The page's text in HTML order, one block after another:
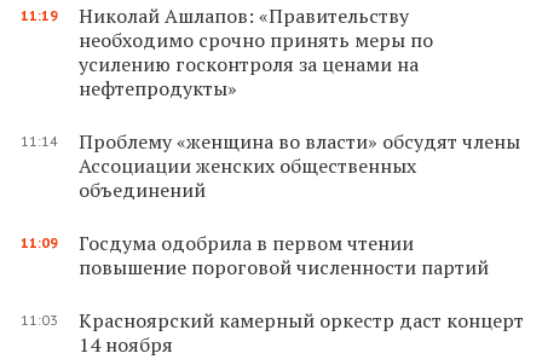
11:19
Николай Ашлапов: «Правительству
необходимо срочно принять меры по
усилению госконтроля за ценами на
нефтепродукты»
11:14
Проблему «женщина во власти» обсудят члены
Ассоциации женских общественных
объединений
11:09
Госдума одобрила в первом чтении
повышение пороговой численности партий
11:03
Красноярский камерный оркестр даст концерт
14 ноября